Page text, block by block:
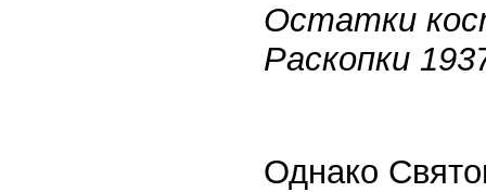
Остатки
Раскопки
Однако